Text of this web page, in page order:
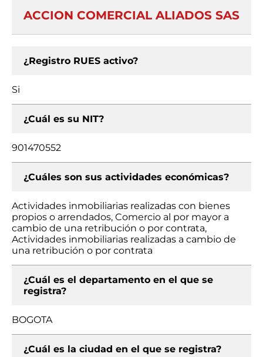
ACCION COMERCIAL ALIADOS SAS
¿Registro RUES activo?
Si
¿Cuál es su NIT?
901470552
¿Cuáles son sus actividades económicas?
Actividades inmobiliarias realizadas con bienes
propios o arrendados, Comercio al por mayor a
cambio de una retribución o por contrata,
Actividades inmobiliarias realizadas a cambio de
una retribución o por contrata
¿Cuál es el departamento en el que se
registra?
BOGOTA
¿Cuál es la ciudad en el que se registra?